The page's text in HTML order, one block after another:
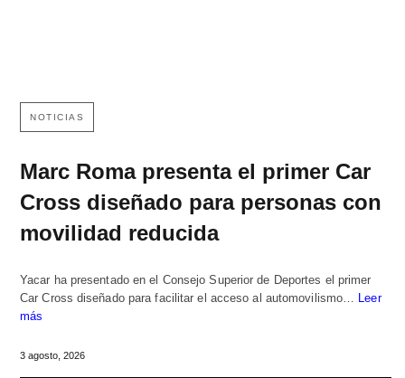
NOTICIAS
Marc Roma presenta el primer Car
Cross diseñado para personas con
movilidad reducida
Yacar ha presentado en el Consejo Superior de Deportes el primer
Car Cross diseñado para facilitar el acceso al automovilismo… Leer
más
3 agosto, 2026